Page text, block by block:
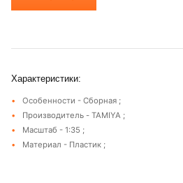
Характеристики:
Особенности - Сборная ;
Производитель - TAMIYA ;
Масштаб - 1:35 ;
Материал - Пластик ;